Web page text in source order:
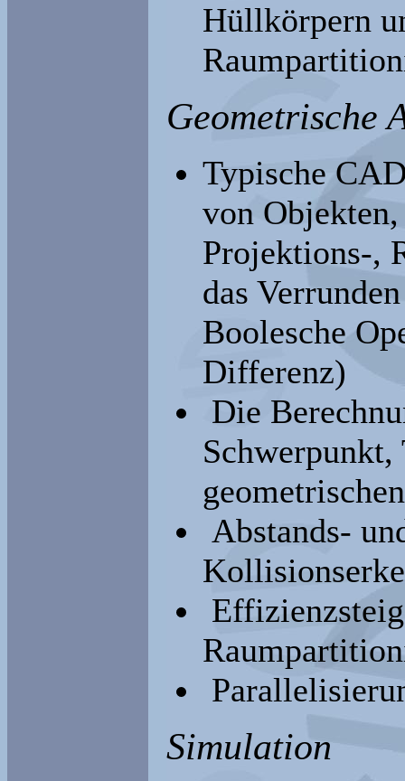
Hüllkörpern
Geometrische
Typische
von
Projektions-,
das
Boolesche
Differenz)
Die
Abstands-
Simulation